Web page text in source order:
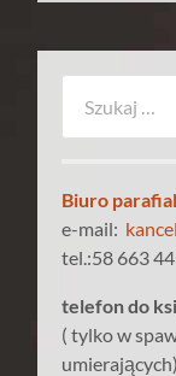
Biuro
e-mail:
tel.:58 663
telefon do
( tylko w